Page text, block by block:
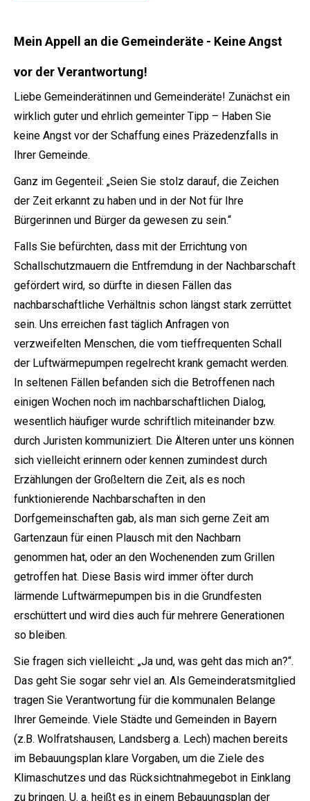
Mein Appell an die Gemeinderäte - Keine Angst
vor der Verantwortung!
Liebe Gemeinderätinnen und Gemeinderäte! Zunächst ein
wirklich guter und ehrlich gemeinter Tipp – Haben Sie
keine Angst vor der Schaffung eines Präzedenzfalls in
Ihrer Gemeinde.
Ganz im Gegenteil: „Seien Sie stolz darauf, die Zeichen
der Zeit erkannt zu haben und in der Not für Ihre
Bürgerinnen und Bürger da gewesen zu sein.“
Falls Sie befürchten, dass mit der Errichtung von
Schallschutzmauern die Entfremdung in der Nachbarschaft
gefördert wird, so dürfte in diesen Fällen das
nachbarschaftliche Verhältnis schon längst stark zerrüttet
sein. Uns erreichen fast täglich Anfragen von
verzweifelten Menschen, die vom tieffrequenten Schall
der Luftwärmepumpen regelrecht krank gemacht werden.
In seltenen Fällen befanden sich die Betroffenen nach
einigen Wochen noch im nachbarschaftlichen Dialog,
wesentlich häufiger wurde schriftlich miteinander bzw.
durch Juristen kommuniziert. Die Älteren unter uns können
sich vielleicht erinnern oder kennen zumindest durch
Erzählungen der Großeltern die Zeit, als es noch
funktionierende Nachbarschaften in den
Dorfgemeinschaften gab, als man sich gerne Zeit am
Gartenzaun für einen Plausch mit den Nachbarn
genommen hat, oder an den Wochenenden zum Grillen
getroffen hat. Diese Basis wird immer öfter durch
lärmende Luftwärmepumpen bis in die Grundfesten
erschüttert und wird dies auch für mehrere Generationen
so bleiben.
Sie fragen sich vielleicht: „Ja und, was geht das mich an?“.
Das geht Sie sogar sehr viel an. Als Gemeinderatsmitglied
tragen Sie Verantwortung für die kommunalen Belange
Ihrer Gemeinde. Viele Städte und Gemeinden in Bayern
(z.B. Wolfratshausen, Landsberg a. Lech) machen bereits
im Bebauungsplan klare Vorgaben, um die Ziele des
Klimaschutzes und das Rücksichtnahmegebot in Einklang
zu bringen. U. a. heißt es in einem Bebauungsplan der